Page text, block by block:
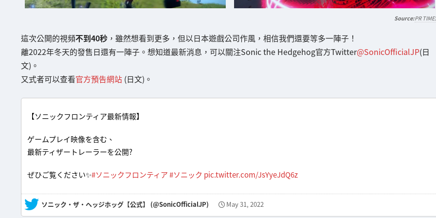
PR
這次公開的視頻不到40秒，雖然想看到更多，但以日本遊戲公司作風，相信我們還要等多一陣子！
離2022年冬天的發售日還有一陣子。想知道最新消息，可以關注Sonic the Hedgehog官方Twitter@SonicOfficialJP(日
文)。
又式者可以查看官方預告網站 (日文)。
【ソニックフロンティア最新情報】
ゲームプレイ映像を含む、
最新ティザートレーラーを公開?️
ぜひご覧ください✨#ソニックフロンティア#ソニック pic.twitter.com/JsYyeJdQ6z
— ソニック・ザ・ヘッジホッグ【公式】 (@SonicOfficialJP) May 31, 2022